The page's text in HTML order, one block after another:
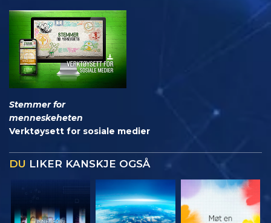
Stemmer for
menneskeheten
Verktøysett for sosiale medier
DU LIKER KANSKJE OGSÅ